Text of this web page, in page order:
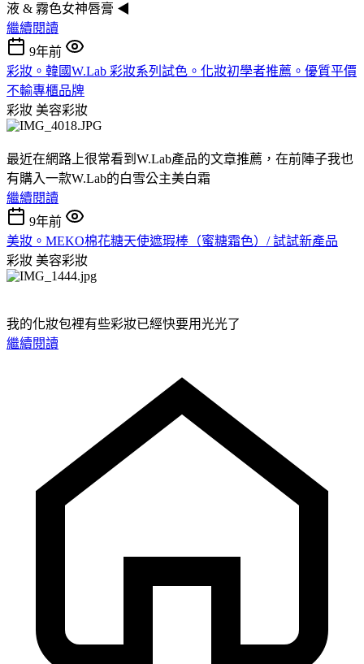
液 & 霧色女神唇膏 ◀︎
繼續閱讀
9年前
彩妝。韓國W.Lab 彩妝系列試色。化妝初學者推薦。優質平價
不輸專櫃品牌
彩妝 美容彩妝
最近在網路上很常看到W.Lab產品的文章推薦，在前陣子我也
有購入一款W.Lab的白雪公主美白霜
繼續閱讀
9年前
美妝。MEKO棉花糖天使遮瑕棒（蜜糖霜色）/ 試試新產品
彩妝 美容彩妝
我的化妝包裡有些彩妝已經快要用光光了
繼續閱讀